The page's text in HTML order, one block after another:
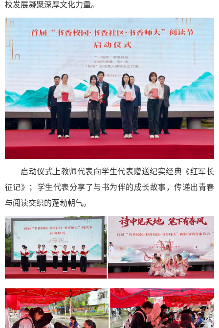
校发展凝聚深厚文化力量。
启动仪式上教师代表向学生代表赠送纪实经典《红军长
征记》；学生代表分享了与书为伴的成长故事，传递出青春
与阅读交织的蓬勃朝气。